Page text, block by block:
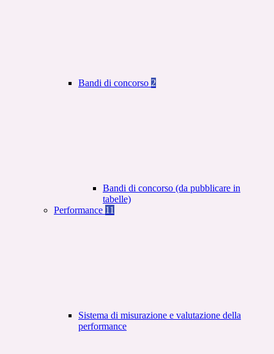
Bandi di concorso 2
Bandi di concorso (da pubblicare in
tabelle)
Performance 11
Sistema di misurazione e valutazione della
performance